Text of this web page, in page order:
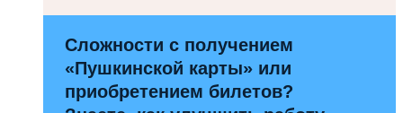
Сложности с получением
«Пушкинской карты» или
приобретением билетов?